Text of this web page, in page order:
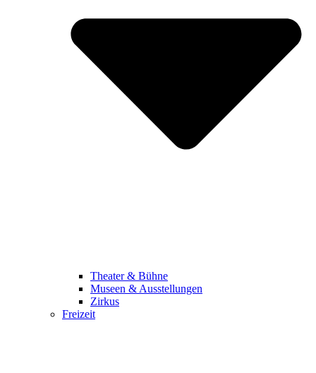
Theater & Bühne
Museen & Ausstellungen
Zirkus
Freizeit